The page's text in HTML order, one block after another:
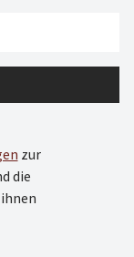
zur
die